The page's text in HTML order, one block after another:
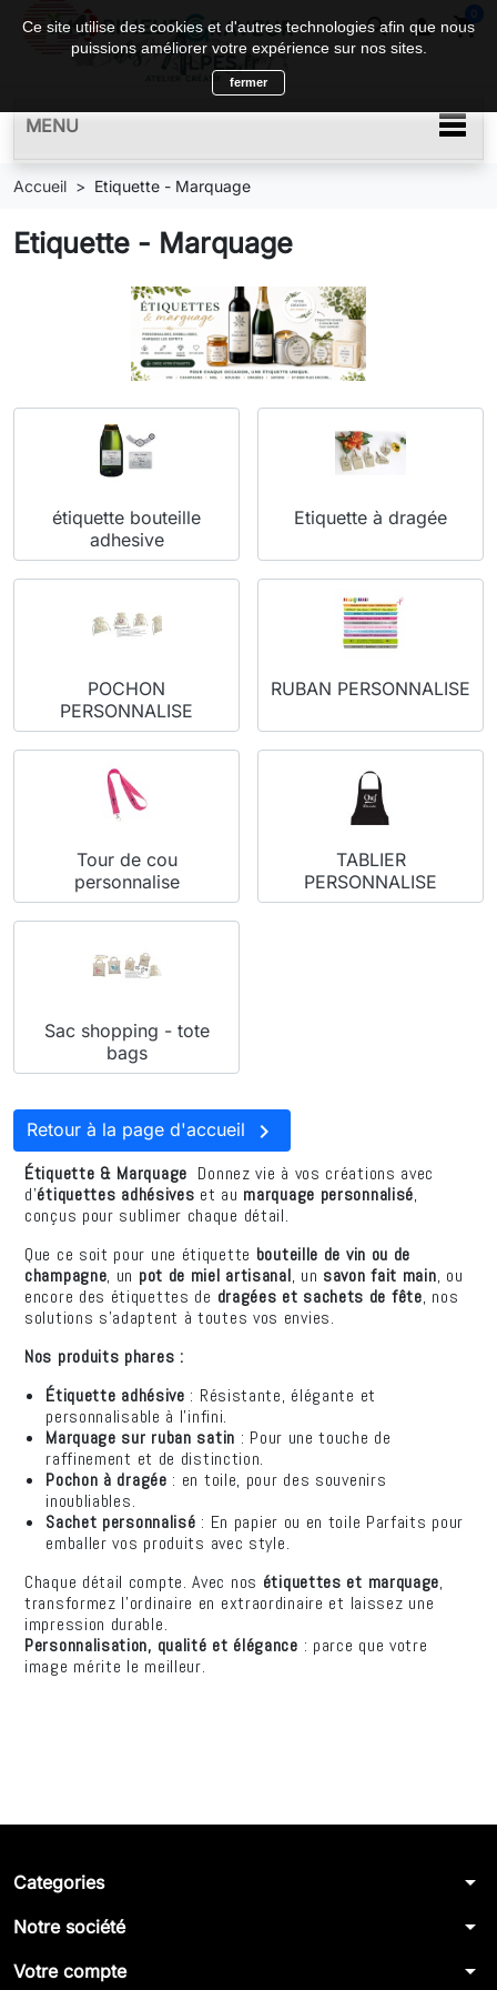
search  shopping_cart
0
MENU
Accueil Etiquette - Marquage
Etiquette - Marquage
étiquette bouteille
adhesive
Etiquette à dragée
POCHON
PERSONNALISE
RUBAN PERSONNALISE
Tour de cou
personnalise
TABLIER
PERSONNALISE
Sac shopping - tote
bags
Retour à la page d'accueil 
Étiquette & Marquage Donnez vie à vos créations avec
d'étiquettes adhésives et au marquage personnalisé,
conçus pour sublimer chaque détail.
Que ce soit pour une étiquette bouteille de vin ou de
champagne, un pot de miel artisanal, un savon fait main, ou
encore des étiquettes de dragées et sachets de fête, nos
solutions s’adaptent à toutes vos envies.
Nos produits phares :
Étiquette adhésive : Résistante, élégante et
personnalisable à l’infini.
Marquage sur ruban satin : Pour une touche de
raffinement et de distinction.
Pochon à dragée : en toile, pour des souvenirs
inoubliables.
Sachet personnalisé : En papier ou en toile Parfaits pour
emballer vos produits avec style.
Chaque détail compte. Avec nos étiquettes et marquage,
transformez l’ordinaire en extraordinaire et laissez une
impression durable.
Personnalisation, qualité et élégance : parce que votre
image mérite le meilleur.
Categories arrow_drop_down
Notre société arrow_drop_down
Votre compte arrow_drop_down
Ce site utilise des cookies et d'autres technologies afin que nous
puissions améliorer votre expérience sur nos sites.
fermer